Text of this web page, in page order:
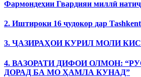
Фармондеҳии Гвардияи миллӣ
2. Иштироки 16 ҷудокор дар
3. ҶАЗИРАҲОИ КУРИЛ МОЛИ
4. ВАЗОРАТИ ДИФОИ ОЛМОН:
ДОРАД БА МО ҲАМЛА КУНАД”